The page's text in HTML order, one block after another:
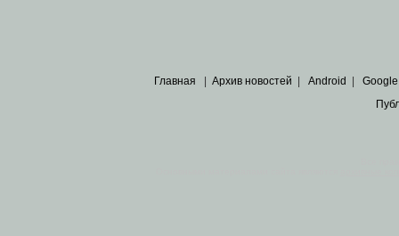
Главная Архив новостей Android Google